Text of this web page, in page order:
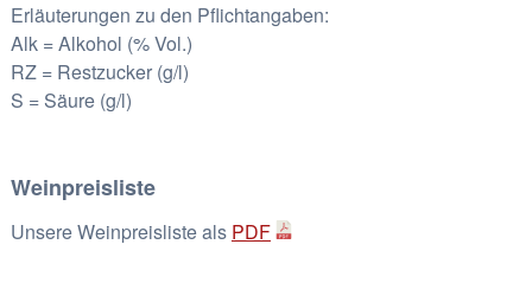
Erläuterungen zu den Pflichtangaben:
Alk = Alkohol (% Vol.)
RZ = Restzucker (g/l)
S = Säure (g/l)
Weinpreisliste
Unsere Weinpreisliste als PDF